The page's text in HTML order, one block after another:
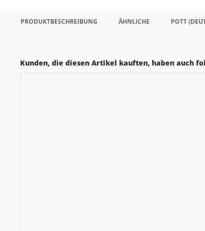
PRODUKTBESCHREIBUNG ÄHNLICHE POTT
Kunden, die diesen Artikel kauften, haben auch